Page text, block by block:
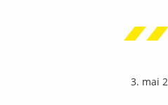
3. mai